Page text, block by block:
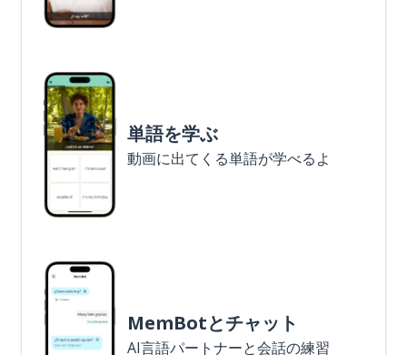
単語を学ぶ
動画に出てくる単語が学べるよ
MemBotとチャット
AI言語パートナーと会話の練習